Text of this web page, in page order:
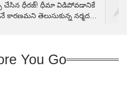
చేసిన ధీరజ్! ధీమా విడిపోవడానికే
కారణమని తెలుసుకున్న నర్మద
You Go